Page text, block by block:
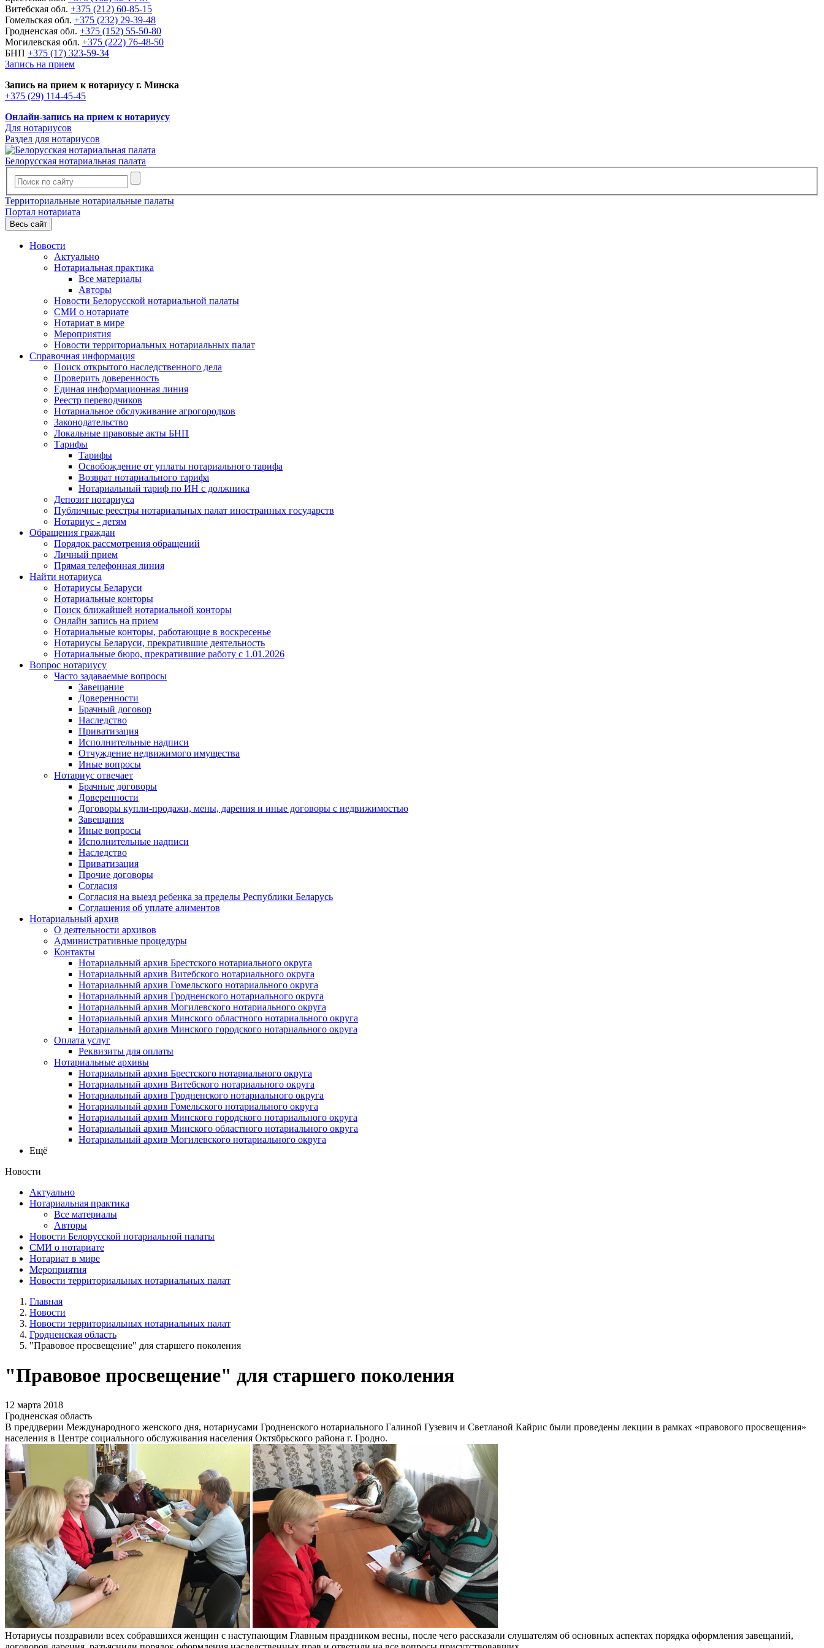
Витебская обл. +375 (212) 60-85-15
Гомельская обл. +375 (232) 29-39-48
Гродненская обл. +375 (152) 55-50-80
Могилевская обл. +375 (222) 76-48-50
БНП +375 (17) 323-59-34
Запись на прием
Запись на прием к нотариусу г. Минска
+375 (29) 114-45-45
Онлайн-запись на прием к нотариусу
Для нотариусов
Раздел для нотариусов
Белорусская нотариальная палата
Территориальные нотариальные палаты
Портал нотариата
Весь сайт
Новости
Актуально
Нотариальная практика
Все материалы
Авторы
Новости Белорусской нотариальной палаты
СМИ о нотариате
Нотариат в мире
Мероприятия
Новости территориальных нотариальных палат
Справочная информация
Поиск открытого наследственного дела
Проверить доверенность
Единая информационная линия
Реестр переводчиков
Нотариальное обслуживание агрогородков
Законодательство
Локальные правовые акты БНП
Тарифы
Тарифы
Освобождение от уплаты нотариального тарифа
Возврат нотариального тарифа
Нотариальный тариф по ИН с должника
Депозит нотариуса
Публичные реестры нотариальных палат иностранных государств
Нотариус - детям
Обращения граждан
Порядок рассмотрения обращений
Личный прием
Прямая телефонная линия
Найти нотариуса
Нотариусы Беларуси
Нотариальные конторы
Поиск ближайшей нотариальной конторы
Онлайн запись на прием
Нотариальные конторы, работающие в воскресенье
Нотариусы Беларуси, прекратившие деятельность
Нотариальные бюро, прекратившие работу с 1.01.2026
Вопрос нотариусу
Часто задаваемые вопросы
Завещание
Доверенности
Брачный договор
Наследство
Приватизация
Исполнительные надписи
Отчуждение недвижимого имущества
Иные вопросы
Нотариус отвечает
Брачные договоры
Доверенности
Договоры купли-продажи, мены, дарения и иные договоры с недвижимостью
Завещания
Иные вопросы
Исполнительные надписи
Наследство
Приватизация
Прочие договоры
Согласия
Согласия на выезд ребенка за пределы Республики Беларусь
Соглашения об уплате алиментов
Нотариальный архив
О деятельности архивов
Административные процедуры
Контакты
Нотариальный архив Брестского нотариального округа
Нотариальный архив Витебского нотариального округа
Нотариальный архив Гомельского нотариального округа
Нотариальный архив Гродненского нотариального округа
Нотариальный архив Могилевского нотариального округа
Нотариальный архив Минского областного нотариального округа
Нотариальный архив Минского городского нотариального округа
Оплата услуг
Реквизиты для оплаты
Нотариальные архивы
Нотариальный архив Брестского нотариального округа
Нотариальный архив Витебского нотариального округа
Нотариальный архив Гродненского нотариального округа
Нотариальный архив Гомельского нотариального округа
Нотариальный архив Минского городского нотариального округа
Нотариальный архив Минского областного нотариального округа
Нотариальный архив Могилевского нотариального округа
Ещё
Новости
Актуально
Нотариальная практика
Все материалы
Авторы
Новости Белорусской нотариальной палаты
СМИ о нотариате
Нотариат в мире
Мероприятия
Новости территориальных нотариальных палат
Главная
Новости
Новости территориальных нотариальных палат
Гродненская область
"Правовое просвещение" для старшего поколения
"Правовое просвещение" для старшего поколения
12 марта 2018
Гродненская область
В преддверии Международного женского дня, нотариусами Гродненского нотариального Галиной Гузевич и Светланой Кайрис были проведены лекции в рамках «правового просвещения»
населения в Центре социального обслуживания населения Октябрьского района г. Гродно.
Нотариусы поздравили всех собравшихся женщин с наступающим Главным праздником весны, после чего рассказали слушателям об основных аспектах порядка оформления завещаний,